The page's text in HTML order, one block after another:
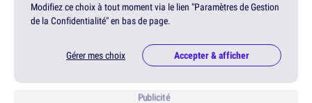
Modifiez ce choix à tout moment via le lien "Paramètres de Gestion
de la Confidentialité" en bas de page.
Gérer mes choix Accepter & afficher
Publicité